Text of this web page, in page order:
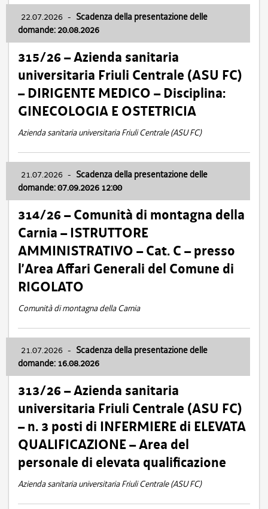
22.07.2026 - Scadenza della presentazione delle
domande: 20.08.2026
315/26 – Azienda sanitaria
universitaria Friuli Centrale (ASU FC)
– DIRIGENTE MEDICO – Disciplina:
GINECOLOGIA E OSTETRICIA
Azienda sanitaria universitaria Friuli Centrale (ASU FC)
21.07.2026 - Scadenza della presentazione delle
domande: 07.09.2026 12:00
314/26 – Comunità di montagna della
Carnia – ISTRUTTORE
AMMINISTRATIVO – Cat. C – presso
l’Area Affari Generali del Comune di
RIGOLATO
Comunità di montagna della Carnia
21.07.2026 - Scadenza della presentazione delle
domande: 16.08.2026
313/26 – Azienda sanitaria
universitaria Friuli Centrale (ASU FC)
– n. 3 posti di INFERMIERE di ELEVATA
QUALIFICAZIONE – Area del
personale di elevata qualificazione
Azienda sanitaria universitaria Friuli Centrale (ASU FC)